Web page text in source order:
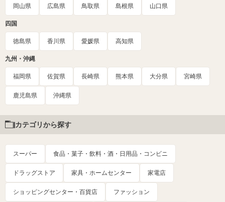
岡山県 広島県 鳥取県 島根県 山口県
四国
徳島県 香川県 愛媛県 高知県
九州・沖縄
福岡県 佐賀県 長崎県 熊本県 大分県 宮崎県
鹿児島県 沖縄県
カテゴリから探す
スーパー 食品・菓子・飲料・酒・日用品・コンビニ
ドラッグストア 家具・ホームセンター 家電店
ショッピングセンター・百貨店 ファッション